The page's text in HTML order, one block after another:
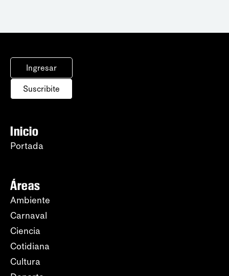
Ingresar
Suscribite
Inicio
Portada
Áreas
Ambiente
Carnaval
Ciencia
Cotidiana
Cultura